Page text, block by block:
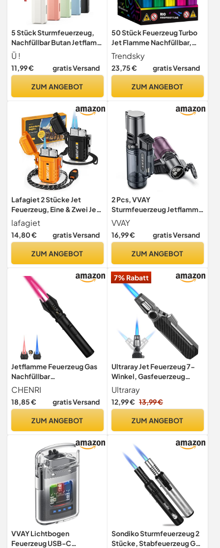
5 Stück Sturmfeuerzeug,
Nachfüllbar Butan Jetflame
feuerzeug für Kerzen,
Kamin, Grill, Feuerwerk,
Camping (𝗢𝗵𝗻𝗲 𝗚𝗮𝘀)
Ü !
11,99 € gratis Versand
ZUM ANGEBOT
50 Stück Feuerzeug Turbo
Jet Flamme Nachfüllbar,
Windfest Sturmfeuerzeug
Trendsky
23,75 € gratis Versand
ZUM ANGEBOT
Lafagiet 2 Stücke Jet
Feuerzeug, Eine & Zwei Jet
Flamme, Winddicht,
wasserdicht, Butan Gas
Refill Feuerzeuge
Kocher (NO Gas)
lafagiet
14,80 € gratis Versand
ZUM ANGEBOT
2 Pcs, VVAY
Sturmfeuerzeug Jetflamme
3 Flammen - Gas
Nachfüllbar - ohne Gas
Geliefert
VVAY
16,99 € gratis Versand
ZUM ANGEBOT
Jetflamme Feuerzeug Gas
Nachfüllbar
Sturmfeuerzeug,
Einstellbare Flamme
Winddicht Langes
für Männer, Jet Feuerzeug
Camping (ohne Gas)
(Schwarz)
CHENRI
18,85 € gratis Versand
ZUM ANGEBOT
7% Rabatt
Ultraray Jet Feuerzeug 7-
Winkel, Gasfeuerzeug
Nachfüllbar,
Sturmfeuerzeug Jetflame,
Sturm Feuerzeug, Jet Flame
Jetflamme für Kamin,
Lagerfeuer (Ohne Gas)
Ultraray
12,99 € 13,99 €
ZUM ANGEBOT
VVAY Lichtbogen
Feuerzeug USB-C
Sondiko Sturmfeuerzeug 2
Stücke, Stabfeuerzeug Gas